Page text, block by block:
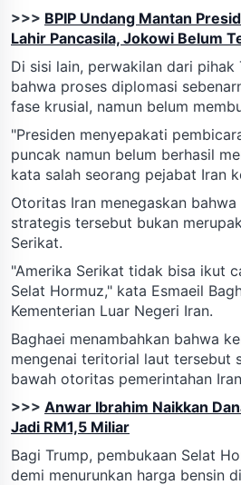
>>> BPIP Undang Mantan
Lahir Pancasila, Jokowi Belum
Di sisi lain, perwakilan dari pihak
bahwa proses diplomasi
fase krusial, namun belum
"Presiden menyepakati
puncak namun belum berhasil
kata salah seorang pejabat Iran
Otoritas Iran menegaskan
strategis tersebut bukan
Serikat.
"Amerika Serikat tidak bisa ikut
Selat Hormuz," kata Esmaeil
Kementerian Luar Negeri Iran.
Baghaei menambahkan bahwa
mengenai teritorial laut tersebut
bawah otoritas pemerintahan
>>> Anwar Ibrahim Naikkan
Jadi RM1,5 Miliar
Bagi Trump, pembukaan Selat
demi menurunkan harga bensin